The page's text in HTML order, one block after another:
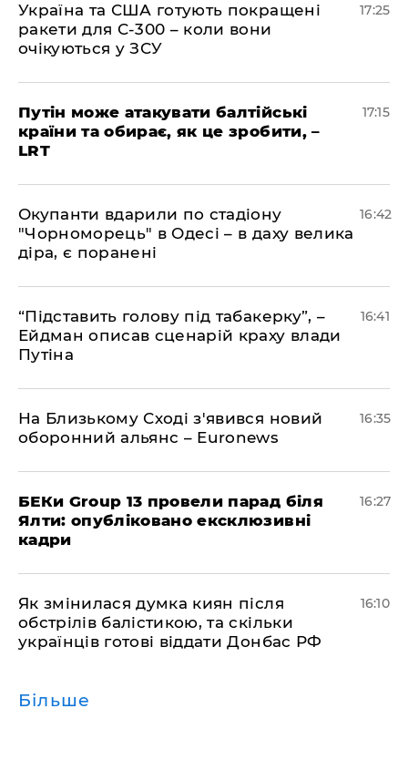
​Україна та США готують покращені
ракети для С-300 – коли вони
очікуються у ЗСУ
17:25
​Путін може атакувати балтійські
країни та обирає, як це зробити, –
LRT
17:15
​Окупанти вдарили по стадіону
"Чорноморець" в Одесі – в даху велика
діра, є поранені
16:42
​“Підставить голову під табакерку”, –
Ейдман описав сценарій краху влади
Путіна
16:41
На Близькому Сході з'явився новий
оборонний альянс – Euronews
16:35
БЕКи Group 13 провели парад біля
Ялти: опубліковано ексклюзивні
кадри
16:27
Як змінилася думка киян після
обстрілів балістикою, та скільки
українців готові віддати Донбас РФ
16:10
Більше